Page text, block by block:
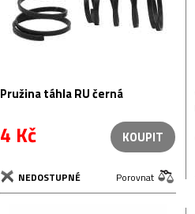
Pružina táhla RU černá
4 Kč KOUPIT
NEDOSTUPNÉ Porovnat